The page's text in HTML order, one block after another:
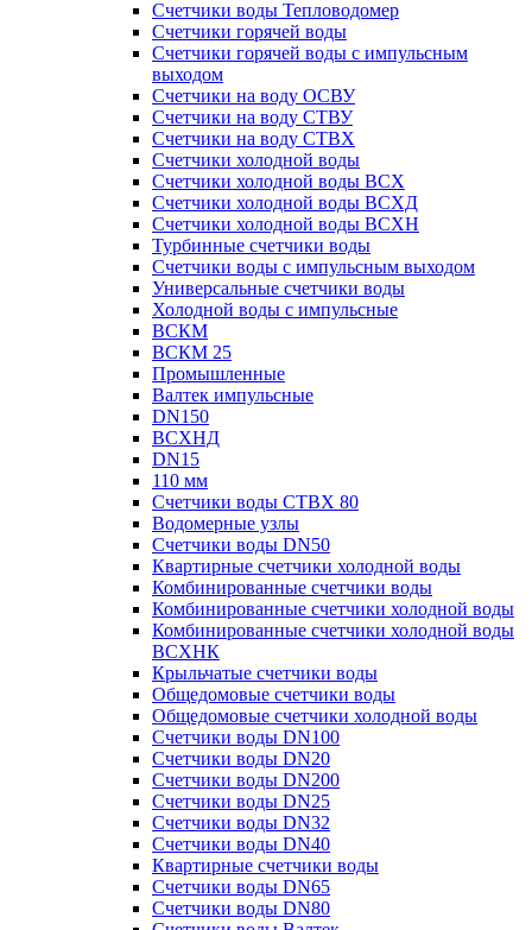
Счетчики воды Тепловодомер
Счетчики горячей воды
Счетчики горячей воды с импульсным
выходом
Счетчики на воду ОСВУ
Счетчики на воду СТВУ
Счетчики на воду СТВХ
Счетчики холодной воды
Счетчики холодной воды ВСХ
Счетчики холодной воды ВСХД
Счетчики холодной воды ВСХН
Турбинные счетчики воды
Счетчики воды с импульсным выходом
Универсальные счетчики воды
Холодной воды с импульсные
ВСКМ
ВСКМ 25
Промышленные
Валтек импульсные
DN150
ВСХНД
DN15
110 мм
Счетчики воды СТВХ 80
Водомерные узлы
Счетчики воды DN50
Квартирные счетчики холодной воды
Комбинированные счетчики воды
Комбинированные счетчики холодной воды
Комбинированные счетчики холодной воды
ВСХНК
Крыльчатые счетчики воды
Общедомовые счетчики воды
Общедомовые счетчики холодной воды
Счетчики воды DN100
Счетчики воды DN20
Счетчики воды DN200
Счетчики воды DN25
Счетчики воды DN32
Счетчики воды DN40
Квартирные счетчики воды
Счетчики воды DN65
Счетчики воды DN80